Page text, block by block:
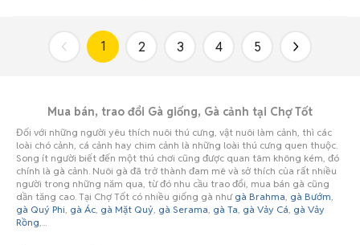
1 2 3 4 5
Mua bán, trao đổi Gà giống, Gà cảnh tại Chợ Tốt
Đối với những người yêu thích nuôi thú cưng, vật nuôi làm cảnh, thì các
loài chó cảnh, cá cảnh hay chim cảnh là những loài thú cưng quen thuộc.
Song ít người biết đến một thú chơi cũng được quan tâm không kém, đó
chính là gà cảnh. Nuôi gà đã trở thành đam mê và sở thích của rất nhiều
người trong những năm qua, từ đó nhu cầu trao đổi, mua bán gà cũng
dần tăng cao. Tại Chợ Tốt có nhiều giống gà như gà Brahma, gà Bướm,
gà Quý Phi, gà Ác, gà Mặt Quỷ, gà Serama, gà Ta, gà Vảy Cá, gà Vảy
Rồng,...